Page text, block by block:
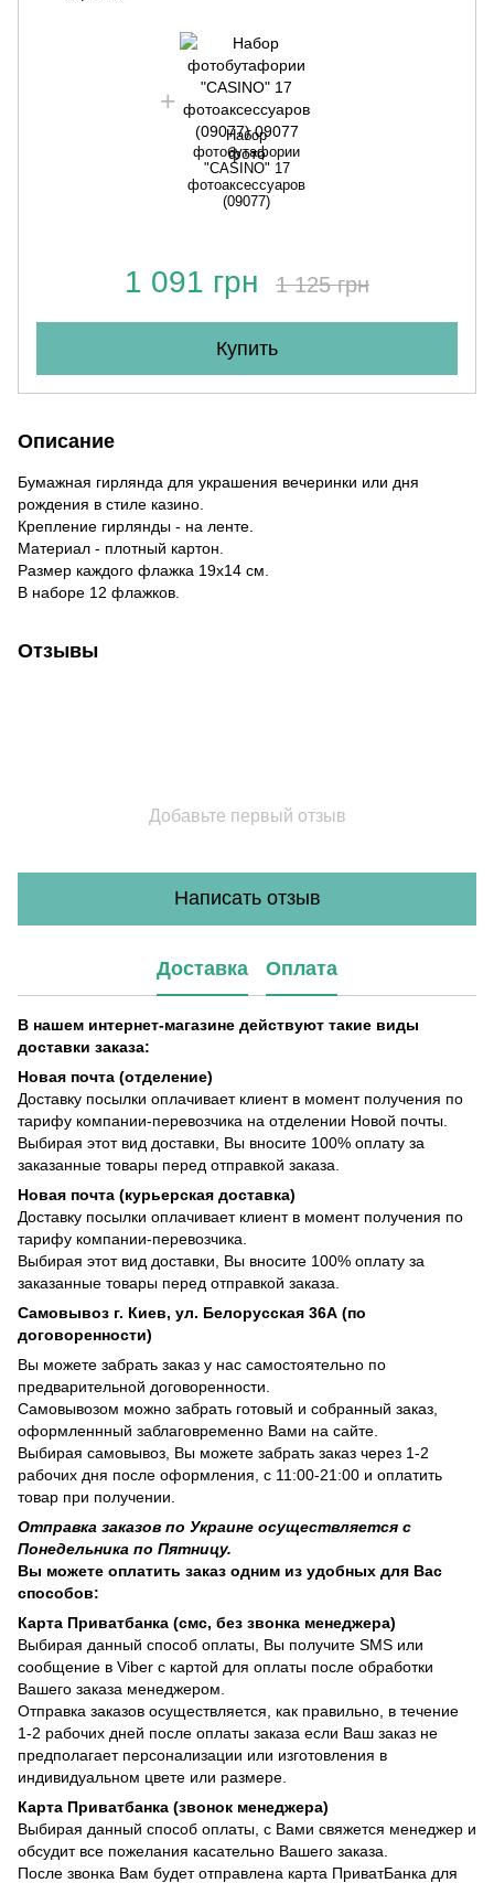
Набор
фотобутафории
"CASINO" 17
фотоаксессуаров
(09077)
1 091 грн 1 125 грн
Купить
Описание
Бумажная гирлянда для украшения вечеринки или дня
рождения в стиле казино.
Крепление гирлянды - на ленте.
Материал - плотный картон.
Размер каждого флажка 19х14 см.
В наборе 12 флажков.
Отзывы
Добавьте первый отзыв
Написать отзыв
Доставка Оплата
В нашем интернет-магазине действуют такие виды
доставки заказа:
Новая почта (отделение)
Доставку посылки оплачивает клиент в момент получения по
тарифу компании-перевозчика на отделении Новой почты.
Выбирая этот вид доставки, Вы вносите 100% оплату за
заказанные товары перед отправкой заказа.
Новая почта (курьерская доставка)
Доставку посылки оплачивает клиент в момент получения по
тарифу компании-перевозчика.
Выбирая этот вид доставки, Вы вносите 100% оплату за
заказанные товары перед отправкой заказа.
Самовывоз г. Киев, ул. Белорусская 36А (по
договоренности)
Вы можете забрать заказ у нас самостоятельно по
предварительной договоренности.
Самовывозом можно забрать готовый и собранный заказ,
оформленнный заблаговременно Вами на сайте.
Выбирая самовывоз, Вы можете забрать заказ через 1-2
рабочих дня после оформления, с 11:00-21:00 и оплатить
товар при получении.
Отправка заказов по Украине осуществляется с
Понедельника по Пятницу.
Вы можете оплатить заказ одним из удобных для Вас
способов:
Карта Приватбанка (смс, без звонка менеджера)
Выбирая данный способ оплаты, Вы получите SMS или
сообщение в Viber с картой для оплаты после обработки
Вашего заказа менеджером.
Отправка заказов осуществляется, как правильно, в течение
1-2 рабочих дней после оплаты заказа если Ваш заказ не
предполагает персонализации или изготовления в
индивидуальном цвете или размере.
Карта Приватбанка (звонок менеджера)
Выбирая данный способ оплаты, с Вами свяжется менеджер и
обсудит все пожелания касательно Вашего заказа.
После звонка Вам будет отправлена карта ПриватБанка для